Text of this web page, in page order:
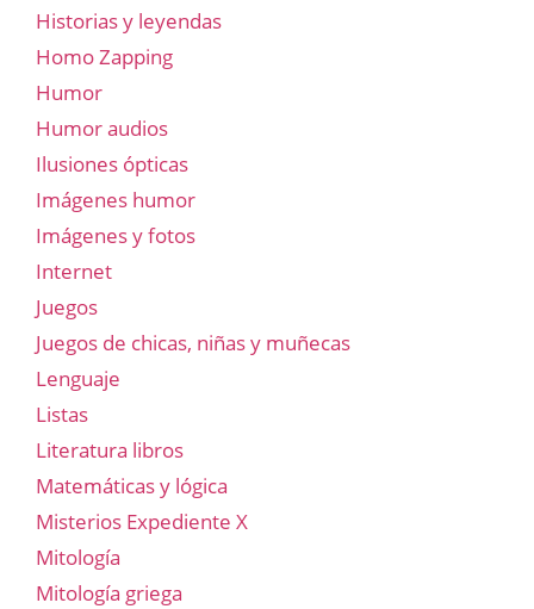
Historias y leyendas
Homo Zapping
Humor
Humor audios
Ilusiones ópticas
Imágenes humor
Imágenes y fotos
Internet
Juegos
Juegos de chicas, niñas y muñecas
Lenguaje
Listas
Literatura libros
Matemáticas y lógica
Misterios Expediente X
Mitología
Mitología griega